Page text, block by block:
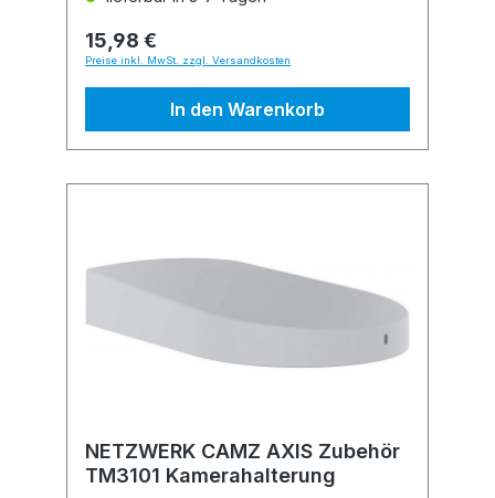
15,98 €
Preise inkl. MwSt. zzgl. Versandkosten
In den Warenkorb
NETZWERK CAMZ AXIS Zubehör
TM3101 Kamerahalterung